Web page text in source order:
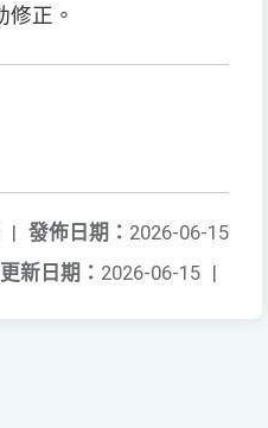
正。
發佈日期： 2026-06-15
|
新日期： 2026-06-15 |